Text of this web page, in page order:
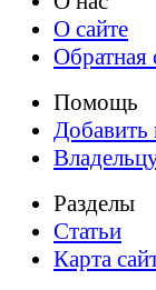
О сайте
Обратная
Помощь
Добавить
Разделы
Статьи
Карта